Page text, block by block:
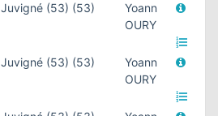
Juvigné (53) (53)
Yoann
OURY
Juvigné (53) (53)
Yoann
OURY